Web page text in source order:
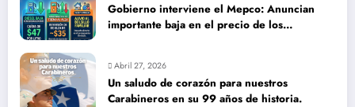
Gobierno interviene el Mepco: Anuncian
importante baja en el precio de los
Abril 27, 2026
Un saludo de corazón para nuestros
Carabineros en su 99 años de historia.